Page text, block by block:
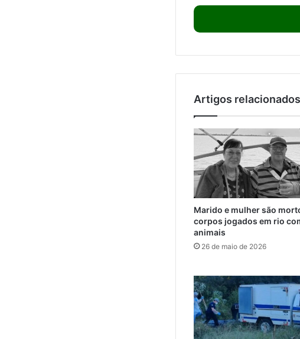
Artigos relacionados
Marido e mulher são
corpos jogados em rio
animais
26 de maio de 2026